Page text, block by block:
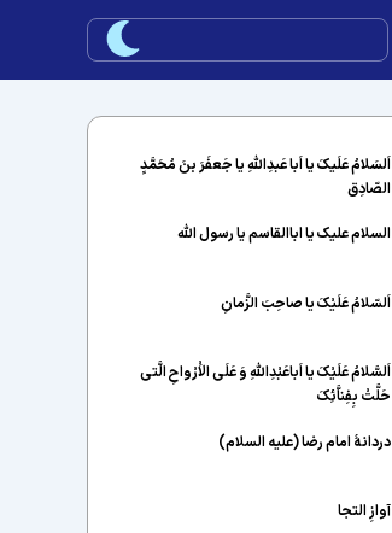
اَلسَلامُ عَلَیکَ یا اَبا عَبدِاللّهِ یا جَعفَرَ بنَ مُحَمَّدٍ
الصّادِق
السلام علیک یا اباالقاسم یا رسول الله
اَلسّلامُ عَلَیْکَ یا صاحِبَ الزَّمانِ
اَلسَّلامُ عَلَیْکَ یا اَباعَبْدِاللَّهِ وَ عَلَى الاَْرْواحِ الَّتى
حَلَّتْ بِفِناَّئِکَ
دردانهٔ امام رضا (علیه السلام)
آوازِ التجا